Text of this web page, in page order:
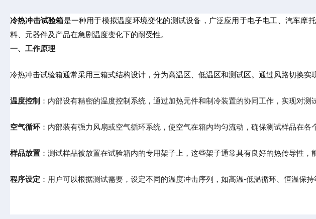
冷热冲击试验箱是一种用于模拟温度环境变化的测试设备，广泛应用于电子电工、汽车摩
料、元器件及产品在急剧温度变化下的耐受性。
一、工作原理
冷热冲击试验箱通常采用三箱式结构设计，分为高温区、低温区和测试区。通过风路切换实
温度控制 ：内部设有精密的温度控制系统，通过加热元件和制冷装置的协同工作，实现对
空气循环：内部装有强力风扇或空气循环系统，使空气在箱内均匀流动，确保测试样品在各
样品放置 ：测试样品被放置在试验箱内的专用架子上，这些架子通常具有良好的热传导性，
程序设定 ：用户可以根据测试需要，设定不同的温度冲击序列，如高温-低温循环、恒温保持